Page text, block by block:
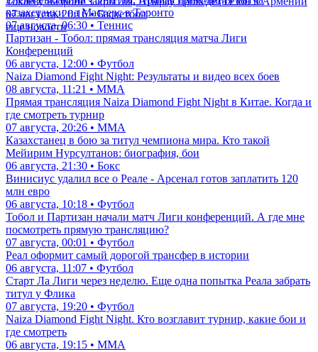
07 августа, 20:16 • Баскетбол
еще новости
казахстанки на Мастерс в Торонто
07 августа, 06:30 • Теннис
Партизан - Тобол: прямая трансляция матча Лиги
Конференций
06 августа, 12:00 • Футбол
Naiza Diamond Fight Night: Результаты и видео всех боев
08 августа, 11:21 • ММА
Прямая трансляция Naiza Diamond Fight Night в Китае. Когда и
где смотреть турнир
07 августа, 20:26 • ММА
Казахстанец в бою за титул чемпиона мира. Кто такой
Мейирим Нурсултанов: биография, бои
06 августа, 21:30 • Бокс
Винисиус удалил все о Реале - Арсенал готов заплатить 120
млн евро
06 августа, 10:18 • Футбол
Тобол и Партизан начали матч Лиги конференций. А где мне
посмотреть прямую трансляцию?
07 августа, 00:01 • Футбол
Реал оформит самый дорогой трансфер в истории
06 августа, 11:07 • Футбол
Старт Ла Лиги через неделю. Еще одна попытка Реала забрать
титул у Флика
07 августа, 19:20 • Футбол
Naiza Diamond Fight Night. Кто возглавит турнир, какие бои и
где смотреть
06 августа, 19:15 • ММА